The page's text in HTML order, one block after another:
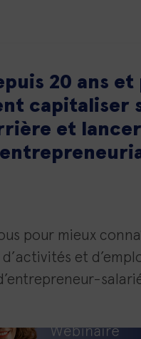
20 ans et
capitaliser
et
pour mieux
et